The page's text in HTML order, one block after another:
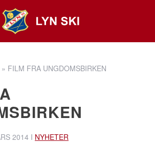
» FILM FRA UNGDOMSBIRKEN
2014 I NYHETER